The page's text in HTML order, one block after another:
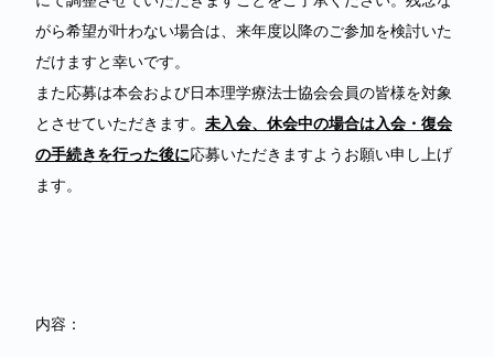
がら希望が叶わない場合は、来年度以降のご参加を検討いた
だけますと幸いです。
また応募は本会および日本理学療法士協会会員の皆様を対象
とさせていただきます。 未入会、休会中の場合は入会・復会
の手続きを行った後に応募いただきますようお願い申し上げ
ます。
内容：